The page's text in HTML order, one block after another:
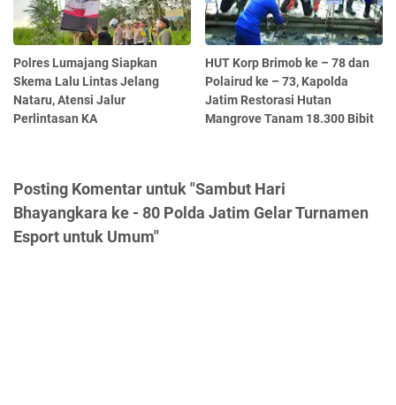
Polres Lumajang Siapkan
Skema Lalu Lintas Jelang
Nataru, Atensi Jalur
Perlintasan KA
HUT Korp Brimob ke – 78 dan
Polairud ke – 73, Kapolda
Jatim Restorasi Hutan
Mangrove Tanam 18.300 Bibit
Posting Komentar untuk "Sambut Hari
Bhayangkara ke - 80 Polda Jatim Gelar Turnamen
Esport untuk Umum"